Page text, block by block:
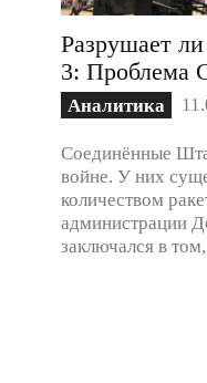
Разрушает
3: Проблема
Аналитика
Соединённые
войне. У них
количеством
администрации
заключался в